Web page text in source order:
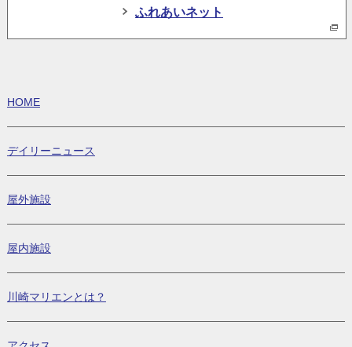
ふれあいネット
HOME
デイリーニュース
屋外施設
屋内施設
川崎マリエンとは？